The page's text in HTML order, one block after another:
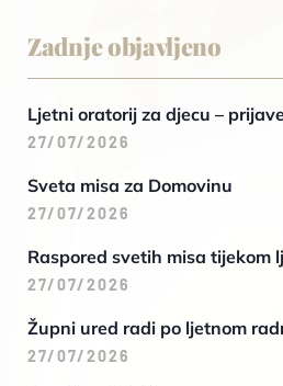
Zadnje objavljeno
Ljetni oratorij za djecu –
27/07/2026
Sveta misa za Domovinu
27/07/2026
Raspored svetih misa tijekom
27/07/2026
Župni ured radi po ljetnom
27/07/2026